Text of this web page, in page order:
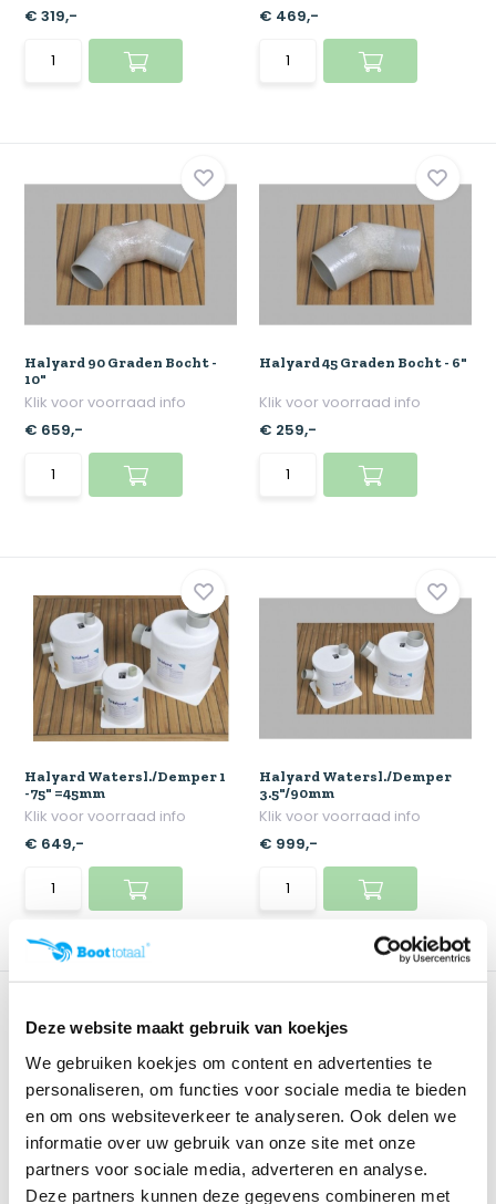
Deze website maakt gebruik van koekjes
We gebruiken koekjes om content en advertenties te
personaliseren, om functies voor sociale media te bieden
en om ons websiteverkeer te analyseren. Ook delen we
informatie over uw gebruik van onze site met onze
partners voor sociale media, adverteren en analyse.
Deze partners kunnen deze gegevens combineren met
€ 319,-
€ 469,-
Halyard 90 Graden Bocht -
10"
Klik voor voorraad info
€ 659,-
Halyard 45 Graden Bocht - 6"
Klik voor voorraad info
€ 259,-
Halyard Watersl./Demper 1
-75" =45mm
Klik voor voorraad info
€ 649,-
Halyard Watersl./Demper
3.5"/90mm
Klik voor voorraad info
€ 999,-
Halyard Watersl./Demper
Halyard In-Line Demper